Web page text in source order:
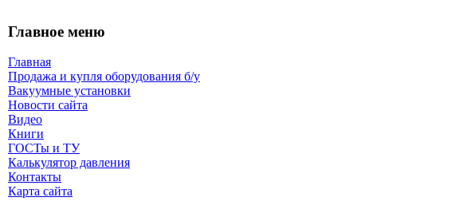
Главное меню
Главная
Продажа и купля оборудования б/y
Вакуумные установки
Новости сайта
Видео
Книги
ГОСТы и ТУ
Калькулятор давления
Контакты
Карта сaйта